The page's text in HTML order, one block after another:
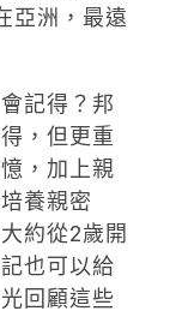
亞洲，最遠
記得？邦
，但更重
，加上親
養親密
約從2歲開
也可以給
回顧這些